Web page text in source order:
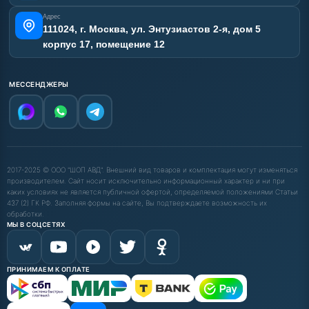
Адрес
111024, г. Москва, ул. Энтузиастов 2-я, дом 5
корпус 17, помещение 12
МЕССЕНДЖЕРЫ
2017-2025 © ООО "ШОП АВД". Внешний вид товаров и комплектация могут изменяться
производителем. Сайт носит исключительно информационный характер и ни при
каких условиях не является публичной офертой, определяемой положениями Статьи
437 (2) ГК РФ. Заполняя формы на сайте, Вы подтверждаете возможность их
обработки.
МЫ В СОЦСЕТЯХ
ПРИНИМАЕМ К ОПЛАТЕ